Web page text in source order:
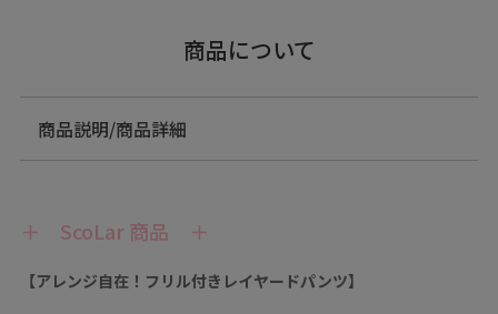
商品について
商品説明/商品詳細
＋ ScoLar 商品 ＋
【アレンジ自在！フリル付きレイヤードパンツ】